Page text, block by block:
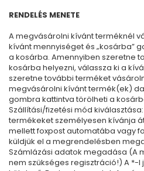
RENDELÉS MENETE
A megvásárolni kívánt terméknél
kívánt mennyiséget és „kosárba”
a kosárba. Amennyiben szeretne
kosárba helyezni, válassza ki a
szeretne további terméket
megvásárolni kívánt termék(ek)
gombra kattintva törölheti a
Szállítási/fizetési mód
termékeket személyesen kívánja
mellett foxpost automatába vagy
küldjük el a megrendelésben
Számlázási adatok megadása (A
nem szükséges regisztráció!) A *-l